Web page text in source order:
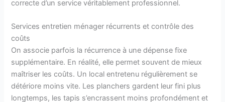
correcte d’un service véritablement professionnel.
Services entretien ménager récurrents et contrôle des
coûts
On associe parfois la récurrence à une dépense fixe
supplémentaire. En réalité, elle permet souvent de mieux
maîtriser les coûts. Un local entretenu régulièrement se
détériore moins vite. Les planchers gardent leur fini plus
longtemps, les tapis s’encrassent moins profondément et